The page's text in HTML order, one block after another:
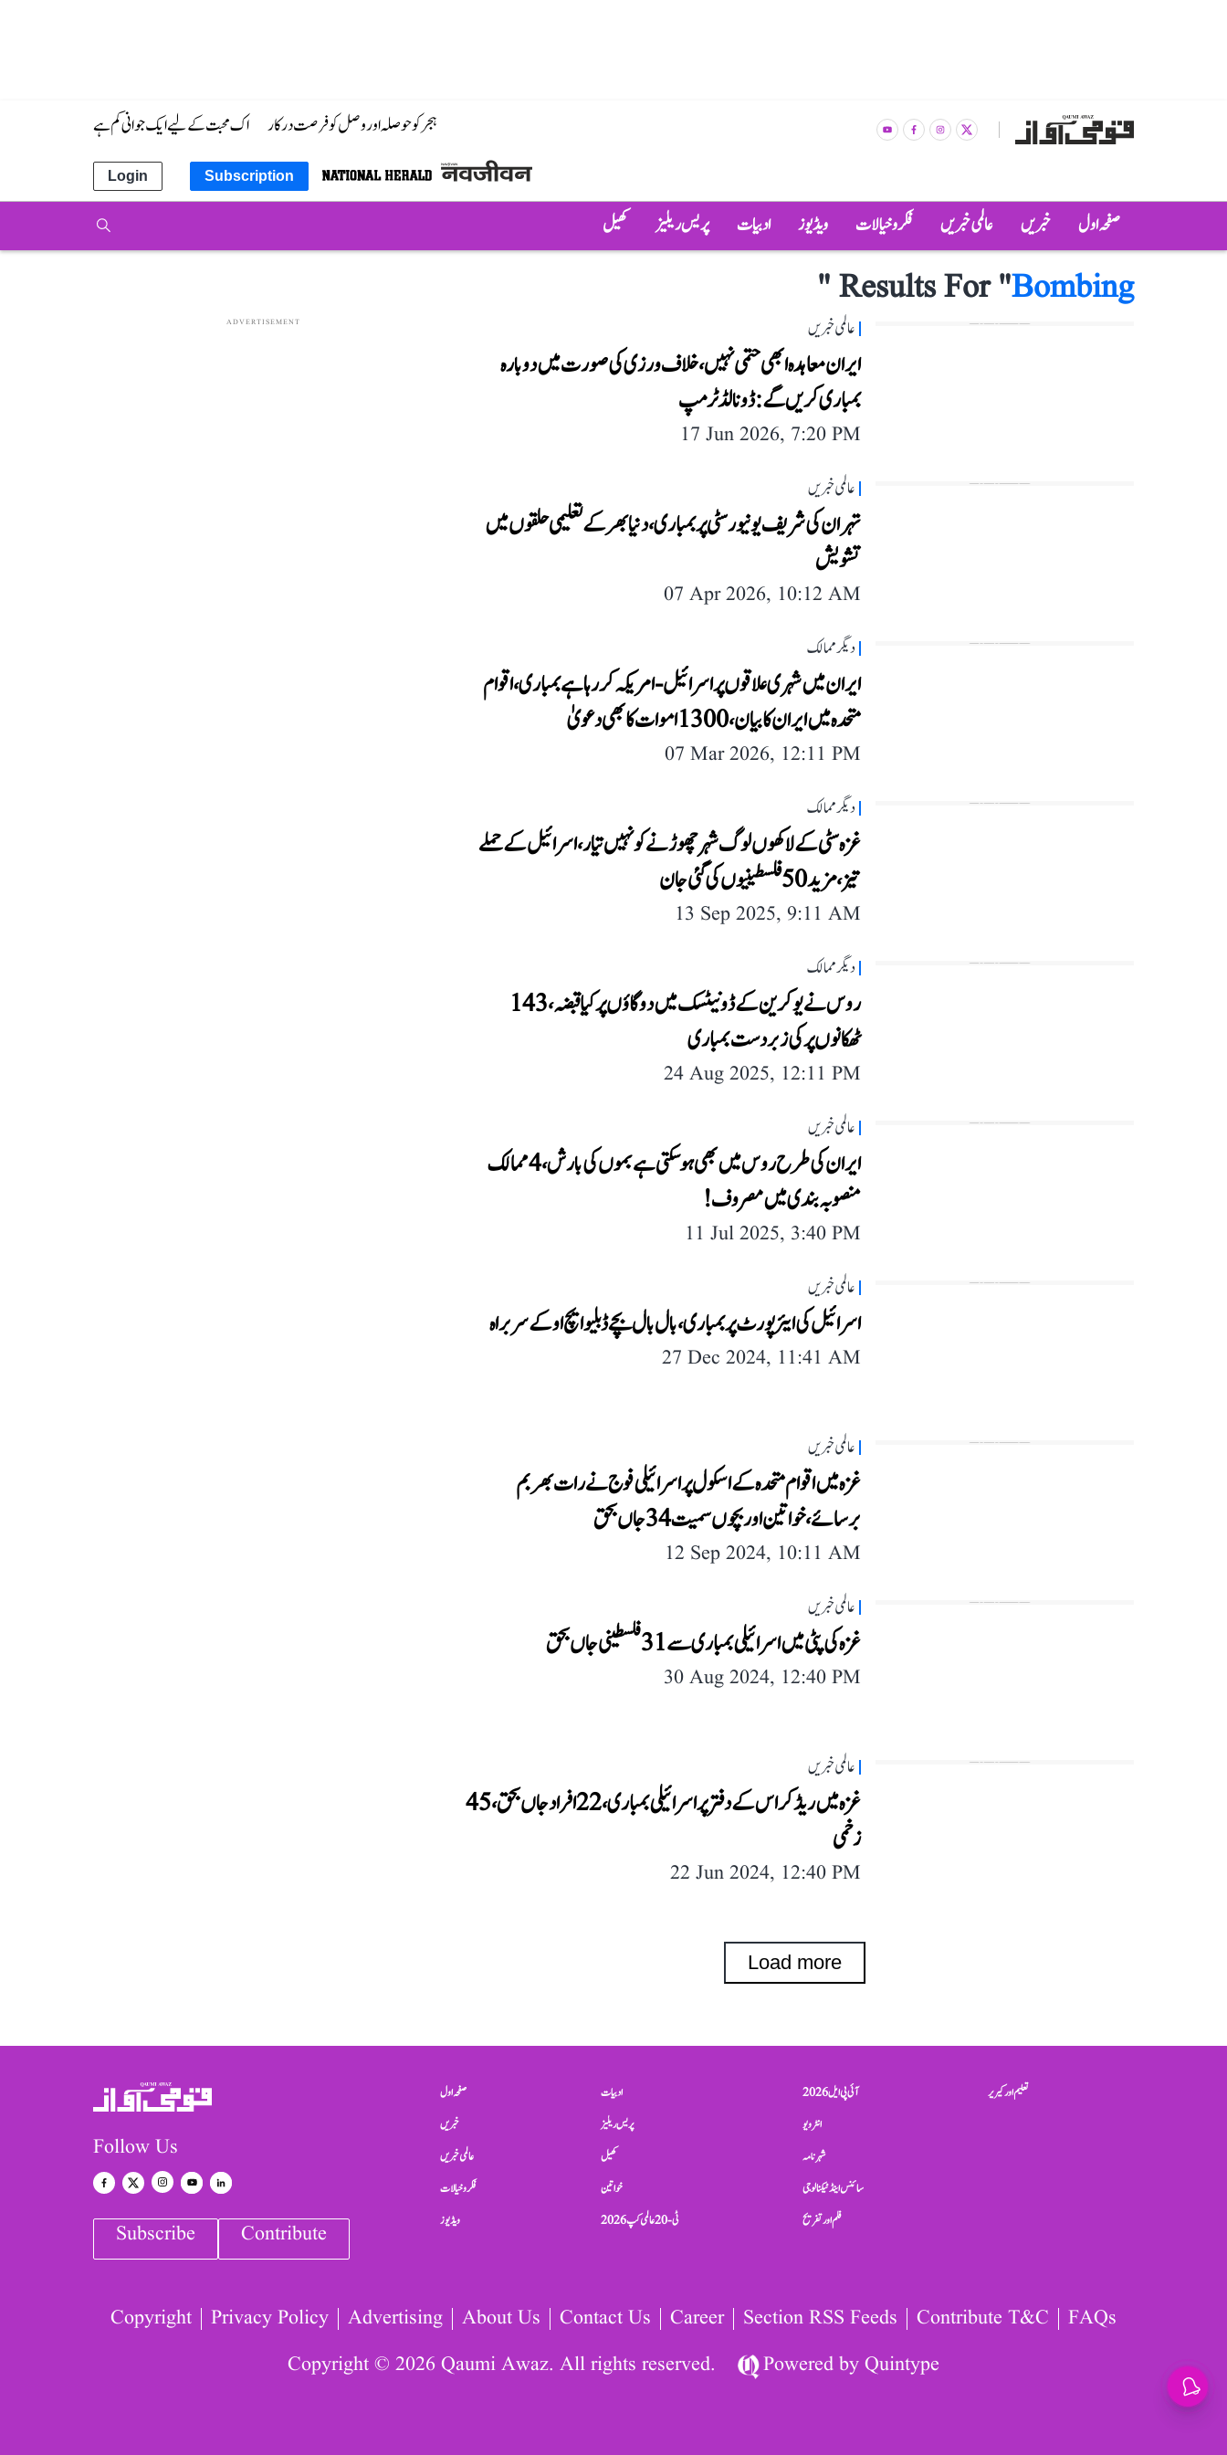
ہجر کو حوصلہ اور وصل کو فرصت درکار اک محبت کے لیے ایک جوانی کم ہے
Subscription
Login
صفحہ اول خبریں عالمی خبریں فکر و خیالات ویڈیوز ادبیات پریس ریلیز کھیل
Results For "Bombing
"
عالمی خبریں
ایران معاہدہ ابھی حتمی نہیں، خلاف ورزی کی صورت میں دوبارہ
بمباری کریں گے: ڈونالڈ ٹرمپ
17 Jun 2026, 7:20 PM
عالمی خبریں
تہران کی شریف یونیورسٹی پر بمباری، دنیا بھر کے تعلیمی حلقوں میں
تشویش
07 Apr 2026, 10:12 AM
دیگر ممالک
ایران میں شہری علاقوں پر اسرائیل-امریکہ کر رہا ہے بمباری، اقوام
متحدہ میں ایران کا بیان، 1300 اموات کا بھی دعویٰ
07 Mar 2026, 12:11 PM
دیگر ممالک
غزہ سٹی کے لاکھوں لوگ شہر چھوڑنے کو نہیں تیار، اسرائیل کے حملے
تیز، مزید 50 فلسطینیوں کی گئی جان
13 Sep 2025, 9:11 AM
دیگر ممالک
روس نے یوکرین کے ڈونیٹسک میں دو گاؤں پر کیا قبضہ، 143
ٹھکانوں پر کی زبردست بمباری
24 Aug 2025, 12:11 PM
عالمی خبریں
ایران کی طرح روس میں بھی ہو سکتی ہے بموں کی بارش، 4 ممالک
منصوبہ بندی میں مصروف!
11 Jul 2025, 3:40 PM
عالمی خبریں
اسرائیل کی ایئرپورٹ پر بمباری، بال بال بچے ڈبلیو ایچ او کے سربراہ
27 Dec 2024, 11:41 AM
عالمی خبریں
غزہ میں اقوام متحدہ کے اسکول پر اسرائیلی فوج نے رات بھر بم
برسائے، خواتین اور بچوں سمیت 34 جاں بحق
12 Sep 2024, 10:11 AM
عالمی خبریں
غزہ کی پٹی میں اسرائیلی بمباری سے 31 فلسطینی جاں بحق
30 Aug 2024, 12:40 PM
عالمی خبریں
غزہ میں ریڈ کراس کے دفتر پر اسرائیلی بمباری، 22 افراد جاں بحق، 45
زخمی
22 Jun 2024, 12:40 PM
Load more
ADVERTISEMENT
Follow Us
Subscribe Contribute
صفحہ اول
خبریں
عالمی خبریں
فکر و خیالات
ویڈیوز
ادبیات
پریس ریلیز
کھیل
خواتین
ٹی-20 عالمی کپ 2026
آئی پی ایل 2026
انٹرویو
شہرنامہ
سائنس اینڈ ٹیکنالوجی
فلم اور تفریح
تعلیم اور کیریر
Copyright Privacy Policy Advertising About Us Contact Us Career Section RSS Feeds Contribute T&C
FAQs
Copyright © 2026 Qaumi Awaz. All rights reserved.
Powered byQuintype